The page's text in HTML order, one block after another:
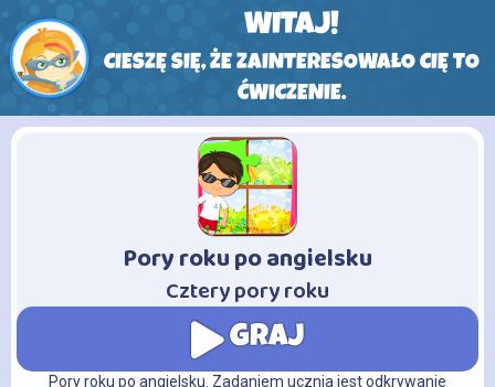
WITAJ!
CIESZĘ SIĘ, ŻE ZAINTERESOWAŁO CIĘ TO
ĆWICZENIE.
Pory roku po angielsku
- Cztery pory roku
GRAJ
Pory roku po angielsku. Zadaniem ucznia jest odkrywanie